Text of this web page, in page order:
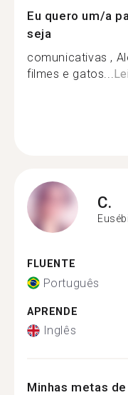
Eu quero um/a
seja
comunicativas ,
filmes e gatos...
C.
FLUENTE
Português
APRENDE
Inglês
Minhas metas